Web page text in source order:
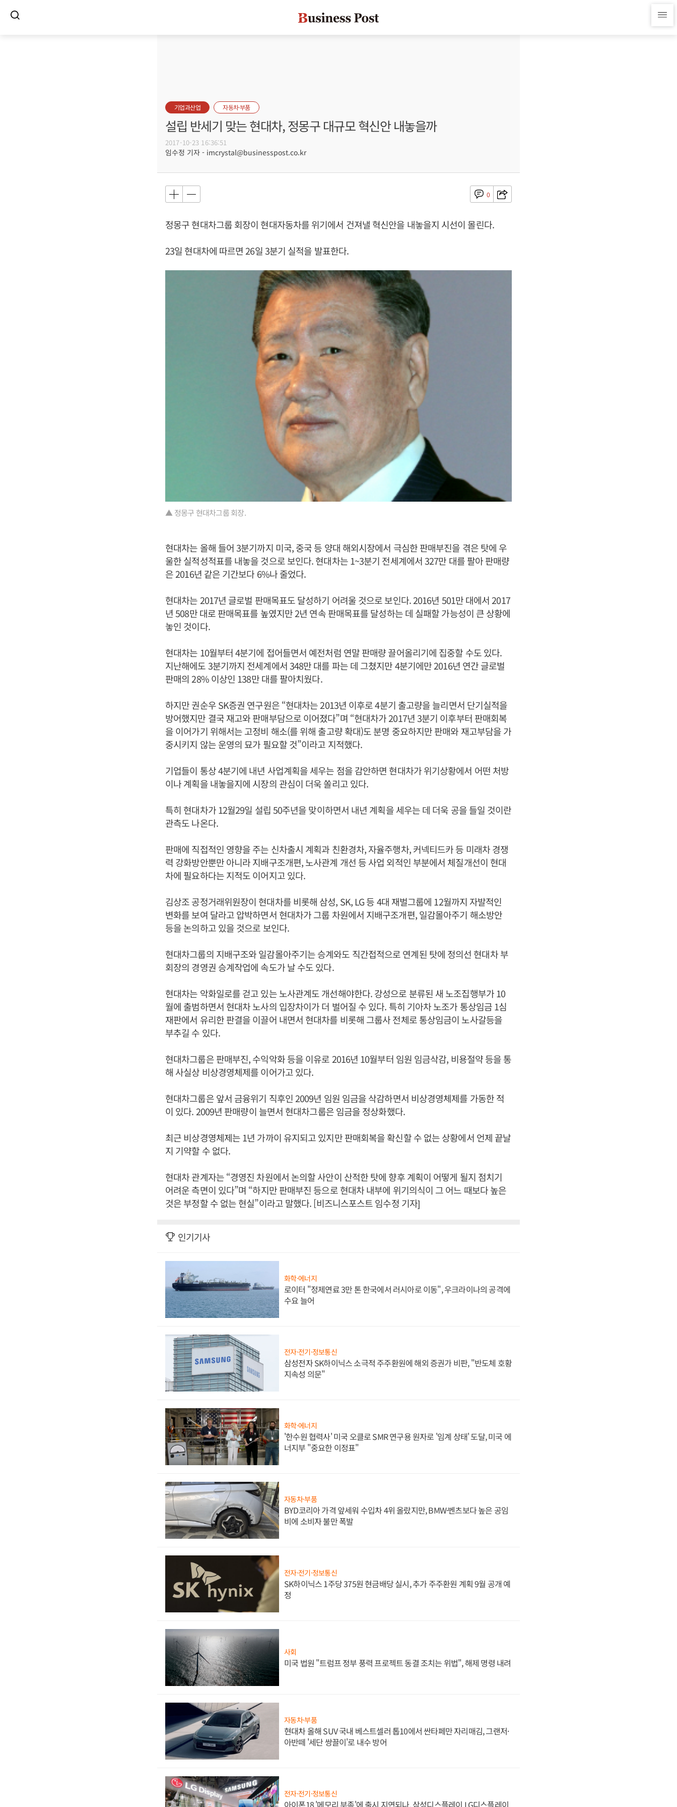
기업과산업 자동차·부품
설립 반세기 맞는 현대차, 정몽구 대규모 혁신안 내놓을까
2017-10-23 16:36:51
임수정 기자 - imcrystal@businesspost.co.kr
0
정몽구 현대차그룹 회장이 현대자동차를 위기에서 건져낼 혁신안을 내놓을지 시선이 몰린다.
23일 현대차에 따르면 26일 3분기 실적을 발표한다.
▲ 정몽구 현대차그룹 회장.
현대차는 올해 들어 3분기까지 미국, 중국 등 양대 해외시장에서 극심한 판매부진을 겪은 탓에 우
울한 실적성적표를 내놓을 것으로 보인다. 현대차는 1~3분기 전세계에서 327만 대를 팔아 판매량
은 2016년 같은 기간보다 6%나 줄었다.
현대차는 2017년 글로벌 판매목표도 달성하기 어려울 것으로 보인다. 2016년 501만 대에서 2017
년 508만 대로 판매목표를 높였지만 2년 연속 판매목표를 달성하는 데 실패할 가능성이 큰 상황에
놓인 것이다.
현대차는 10월부터 4분기에 접어들면서 예전처럼 연말 판매량 끌어올리기에 집중할 수도 있다.
지난해에도 3분기까지 전세계에서 348만 대를 파는 데 그쳤지만 4분기에만 2016년 연간 글로벌
판매의 28% 이상인 138만 대를 팔아치웠다.
하지만 권순우 SK증권 연구원은 “현대차는 2013년 이후로 4분기 출고량을 늘리면서 단기실적을
방어했지만 결국 재고와 판매부담으로 이어졌다”며 “현대차가 2017년 3분기 이후부터 판매회복
을 이어가기 위해서는 고정비 해소(를 위해 출고량 확대)도 분명 중요하지만 판매와 재고부담을 가
중시키지 않는 운영의 묘가 필요할 것”이라고 지적했다.
기업들이 통상 4분기에 내년 사업계획을 세우는 점을 감안하면 현대차가 위기상황에서 어떤 처방
이나 계획을 내놓을지에 시장의 관심이 더욱 쏠리고 있다.
특히 현대차가 12월29일 설립 50주년을 맞이하면서 내년 계획을 세우는 데 더욱 공을 들일 것이란
관측도 나온다.
판매에 직접적인 영향을 주는 신차출시 계획과 친환경차, 자율주행차, 커넥티드카 등 미래차 경쟁
력 강화방안뿐만 아니라 지배구조개편, 노사관계 개선 등 사업 외적인 부분에서 체질개선이 현대
차에 필요하다는 지적도 이어지고 있다.
김상조 공정거래위원장이 현대차를 비롯해 삼성, SK, LG 등 4대 재벌그룹에 12월까지 자발적인
변화를 보여 달라고 압박하면서 현대차가 그룹 차원에서 지배구조개편, 일감몰아주기 해소방안
등을 논의하고 있을 것으로 보인다.
현대차그룹의 지배구조와 일감몰아주기는 승계와도 직간접적으로 연계된 탓에 정의선 현대차 부
회장의 경영권 승계작업에 속도가 날 수도 있다.
현대차는 악화일로를 걷고 있는 노사관계도 개선해야한다. 강성으로 분류된 새 노조집행부가 10
월에 출범하면서 현대차 노사의 입장차이가 더 벌어질 수 있다. 특히 기아차 노조가 통상임금 1심
재판에서 유리한 판결을 이끌어 내면서 현대차를 비롯해 그룹사 전체로 통상임금이 노사갈등을
부추길 수 있다.
현대차그룹은 판매부진, 수익악화 등을 이유로 2016년 10월부터 임원 임금삭감, 비용절약 등을 통
해 사실상 비상경영체제를 이어가고 있다.
현대차그룹은 앞서 금융위기 직후인 2009년 임원 임금을 삭감하면서 비상경영체제를 가동한 적
이 있다. 2009년 판매량이 늘면서 현대차그룹은 임금을 정상화했다.
최근 비상경영체제는 1년 가까이 유지되고 있지만 판매회복을 확신할 수 없는 상황에서 언제 끝날
지 기약할 수 없다.
현대차 관계자는 “경영진 차원에서 논의할 사안이 산적한 탓에 향후 계획이 어떻게 될지 점치기
어려운 측면이 있다”며 “하지만 판매부진 등으로 현대차 내부에 위기의식이 그 어느 때보다 높은
것은 부정할 수 없는 현실”이라고 말했다. [비즈니스포스트 임수정 기자]
인기기사
화학·에너지
로이터 "정제연료 3만 톤 한국에서 러시아로 이동", 우크라이나의 공격에
수요 늘어
전자·전기·정보통신
삼성전자 SK하이닉스 소극적 주주환원에 해외 증권가 비판, "반도체 호황
지속성 의문"
화학·에너지
'한수원 협력사' 미국 오클로 SMR 연구용 원자로 '임계 상태' 도달, 미국 에
너지부 "중요한 이정표"
자동차·부품
BYD코리아 가격 앞세워 수입차 4위 올랐지만, BMW·벤츠보다 높은 공임
비에 소비자 불만 폭발
전자·전기·정보통신
SK하이닉스 1주당 375원 현금배당 실시, 추가 주주환원 계획 9월 공개 예
정
사회
미국 법원 "트럼프 정부 풍력 프로젝트 동결 조치는 위법", 해제 명령 내려
자동차·부품
현대차 올해 SUV 국내 베스트셀러 톱10에서 싼타페만 자리매김, 그랜저·
아반떼 '세단 쌍끌이'로 내수 방어
전자·전기·정보통신
아이폰18 '메모리 부족'에 출시 지연되나, 삼성디스플레이 LG디스플레이